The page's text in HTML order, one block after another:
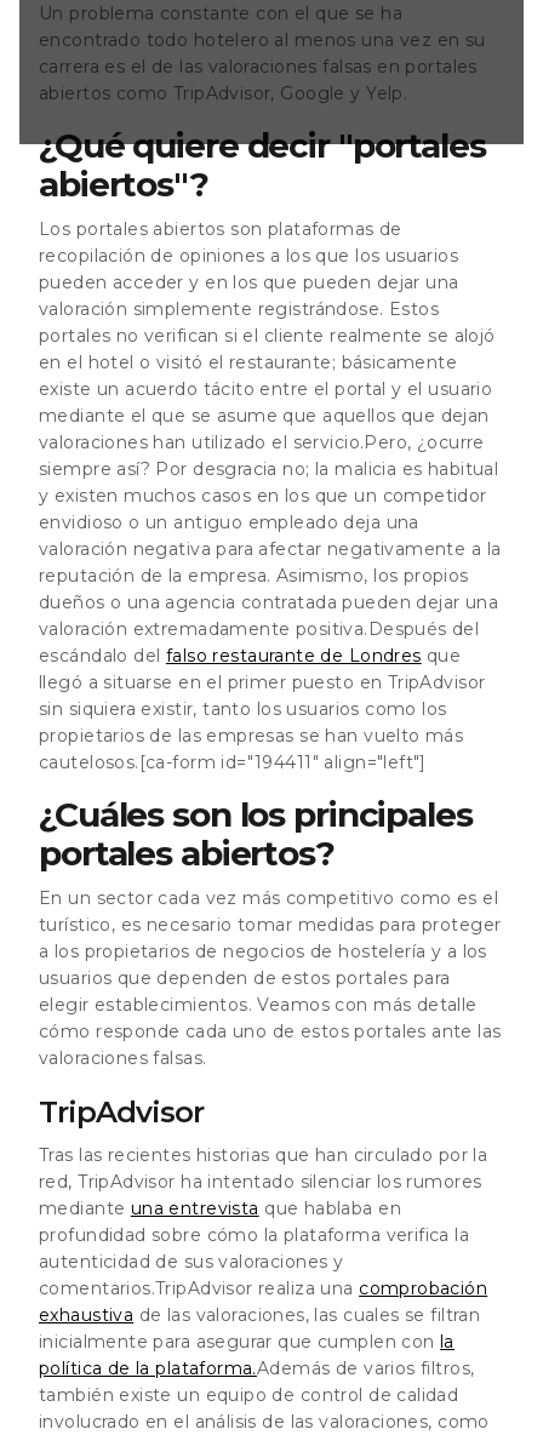
han
siempre
es
casos en los
o un
valoración
a la
Asimismo, los
contratada
Un problema constante con el que se ha
encontrado todo hotelero al menos una vez en su
carrera es el de las valoraciones falsas en portales
abiertos como TripAdvisor, Google y Yelp.
¿Qué quiere decir "portales
abiertos"?
Los portales abiertos son plataformas de
recopilación de opiniones a los que los usuarios
pueden acceder y en los que pueden dejar una
valoración simplemente registrándose. Estos
portales no verifican si el cliente realmente se alojó
en el hotel o visitó el restaurante; básicamente
existe un acuerdo tácito entre el portal y el usuario
mediante el que se asume que aquellos que dejan
valoraciones han utilizado el servicio.Pero, ¿ocurre
siempre así? Por desgracia no; la malicia es habitual
y existen muchos casos en los que un competidor
envidioso o un antiguo empleado deja una
valoración negativa para afectar negativamente a la
reputación de la empresa. Asimismo, los propios
dueños o una agencia contratada pueden dejar una
valoración extremadamente positiva.Después del
escándalo del falso restaurante de Londres que
llegó a situarse en el primer puesto en TripAdvisor
sin siquiera existir, tanto los usuarios como los
propietarios de las empresas se han vuelto más
cautelosos.[ca-form id="194411" align="left"]
¿Cuáles son los principales
portales abiertos?
En un sector cada vez más competitivo como es el
turístico, es necesario tomar medidas para proteger
a los propietarios de negocios de hostelería y a los
usuarios que dependen de estos portales para
elegir establecimientos. Veamos con más detalle
cómo responde cada uno de estos portales ante las
valoraciones falsas.
TripAdvisor
Tras las recientes historias que han circulado por la
red, TripAdvisor ha intentado silenciar los rumores
mediante una entrevista que hablaba en
profundidad sobre cómo la plataforma verifica la
autenticidad de sus valoraciones y
comentarios.TripAdvisor realiza una comprobación
exhaustiva de las valoraciones, las cuales se filtran
inicialmente para asegurar que cumplen conla
política de la plataforma.Además de varios filtros,
también existe un equipo de control de calidad
involucrado en el análisis de las valoraciones, como